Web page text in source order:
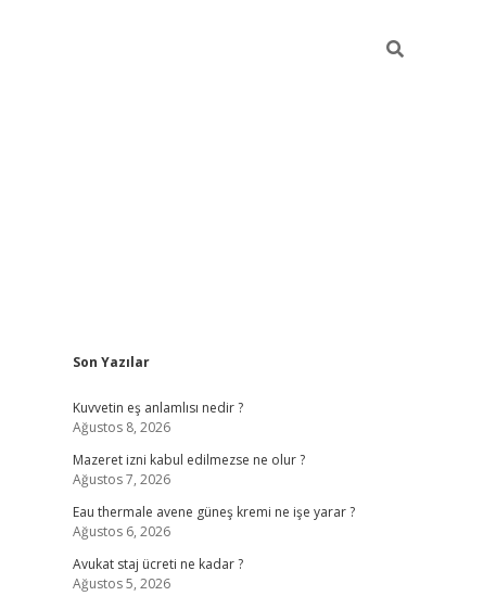
Sidebar
Son Yazılar
Kuvvetin eş anlamlısı nedir ?
Ağustos 8, 2026
Mazeret izni kabul edilmezse ne olur ?
Ağustos 7, 2026
Eau thermale avene güneş kremi ne işe yarar ?
Ağustos 6, 2026
Avukat staj ücreti ne kadar ?
Ağustos 5, 2026